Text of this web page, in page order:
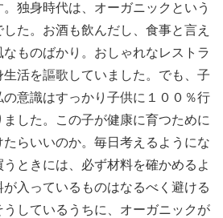
独身時代は、オーガニックという
た。お酒も飲んだし、食事と言え
ものばかり。おしゃれなレストラ
活を謳歌していました。でも、子
意識はすっかり子供に１００％行
した。この子が健康に育つために
らいいのか。毎日考えるようにな
ときには、必ず材料を確かめるよ
入っているものはなるべく避ける
しているうちに、オーガニックが